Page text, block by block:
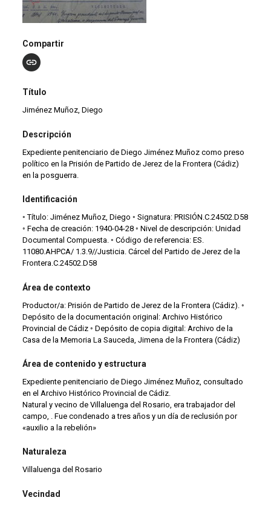
Compartir
Título
Jiménez Muñoz, Diego
Descripción
Expediente penitenciario de Diego Jiménez Muñoz como preso
político en la Prisión de Partido de Jerez de la Frontera (Cádiz)
en la posguerra.
Identificación
◦ Título: Jiménez Muñoz, Diego ◦ Signatura: PRISIÓN.C.24502.D58
◦ Fecha de creación: 1940-04-28 ◦ Nivel de descripción: Unidad
Documental Compuesta. ◦ Código de referencia: ES.
11080.AHPCA/ 1.3.9//Justicia. Cárcel del Partido de Jerez de la
Frontera.C.24502.D58
Área de contexto
Productor/a: Prisión de Partido de Jerez de la Frontera (Cádiz). ◦
Depósito de la documentación original: Archivo Histórico
Provincial de Cádiz ◦ Depósito de copia digital: Archivo de la
Casa de la Memoria La Sauceda, Jimena de la Frontera (Cádiz)
Área de contenido y estructura
Expediente penitenciario de Diego Jiménez Muñoz, consultado
en el Archivo Histórico Provincial de Cádiz.
Natural y vecino de Villaluenga del Rosario, era trabajador del
campo, . Fue condenado a tres años y un día de reclusión por
«auxilio a la rebelión»
Naturaleza
Villaluenga del Rosario
Vecindad